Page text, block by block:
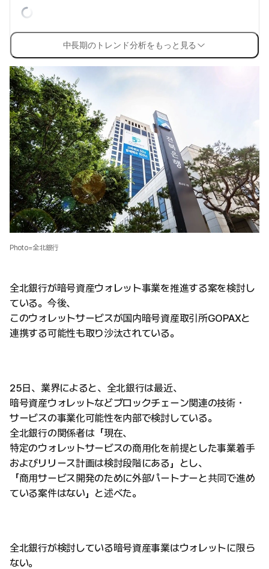
中長期のトレンド分析をもっと見る
Photo=全北銀行
全北銀行が暗号資産ウォレット事業を推進する案を検討し
ている。今後、
このウォレットサービスが国内暗号資産取引所GOPAXと
連携する可能性も取り沙汰されている。
25日、業界によると、全北銀行は最近、
暗号資産ウォレットなどブロックチェーン関連の技術・
サービスの事業化可能性を内部で検討している。
全北銀行の関係者は「現在、
特定のウォレットサービスの商用化を前提とした事業着手
およびリリース計画は検討段階にある」とし、
「商用サービス開発のために外部パートナーと共同で進め
ている案件はない」と述べた。
全北銀行が検討している暗号資産事業はウォレットに限ら
ない。